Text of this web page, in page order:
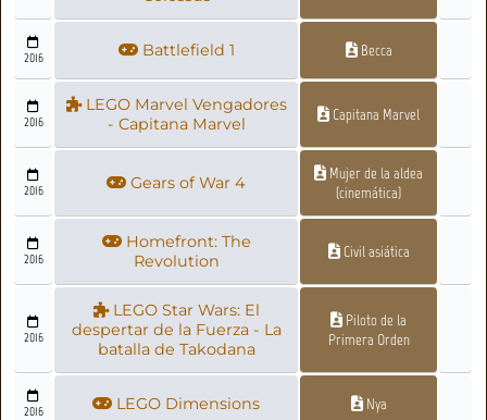
2016 Battlefield 1 Becca
2016
LEGO Marvel Vengadores
- Capitana Marvel
Capitana Marvel
2016 Gears of War 4
Mujer de la aldea
(cinemática)
2016
Homefront: The
Revolution
Civil asiática
2016
LEGO Star Wars: El
despertar de la Fuerza - La
batalla de Takodana
Piloto de la
Primera Orden
2016 LEGO Dimensions Nya